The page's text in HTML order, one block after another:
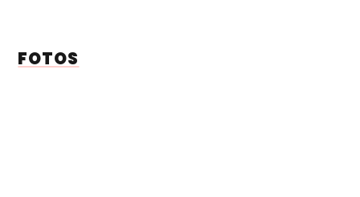
FOTOS